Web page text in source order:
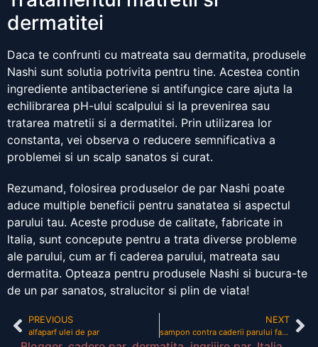
dermatitei
Daca te confrunti cu matreata sau dermatita, produsele
Nashi sunt solutia potrivita pentru tine. Acestea contin
ingrediente antibacteriene si antifungice care ajuta la
echilibrarea pH-ului scalpului si la prevenirea sau
tratarea matretii si a dermatitei. Prin utilizarea lor
constanta, vei observa o reducere semnificativa a
problemei si un scalp sanatos si curat.
Rezumand, folosirea produselor de par Nashi poate
aduce multiple beneficii pentru sanatatea si aspectul
parului tau. Aceste produse de calitate, fabricate in
Italia, sunt concepute pentru a trata diverse probleme
ale parului, cum ar fi caderea parului, matreata sau
dermatita. Opteaza pentru produsele Nashi si bucura-te
de un par sanatos, stralucitor si plin de viata!
PREVIOUS
alfaparf ulei de par
NEXT
sampon contra caderii parului favisan